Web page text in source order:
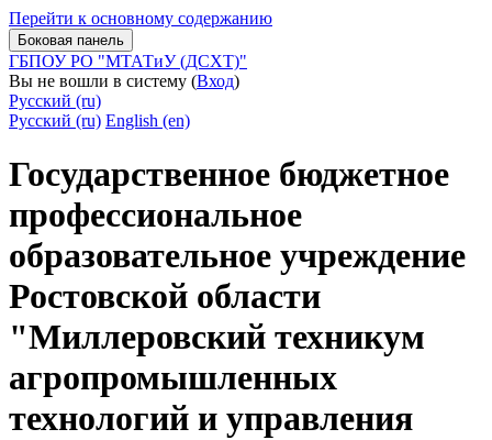
Перейти к основному содержанию
Боковая панель
ГБПОУ РО "МТАТиУ (ДСХТ)"
Вы не вошли в систему (Вход)
Русский ‎(ru)‎
Русский ‎(ru)‎ English ‎(en)‎
Государственное бюджетное
профессиональное
образовательное учреждение
Ростовской области
"Миллеровский техникум
агропромышленных
технологий и управления